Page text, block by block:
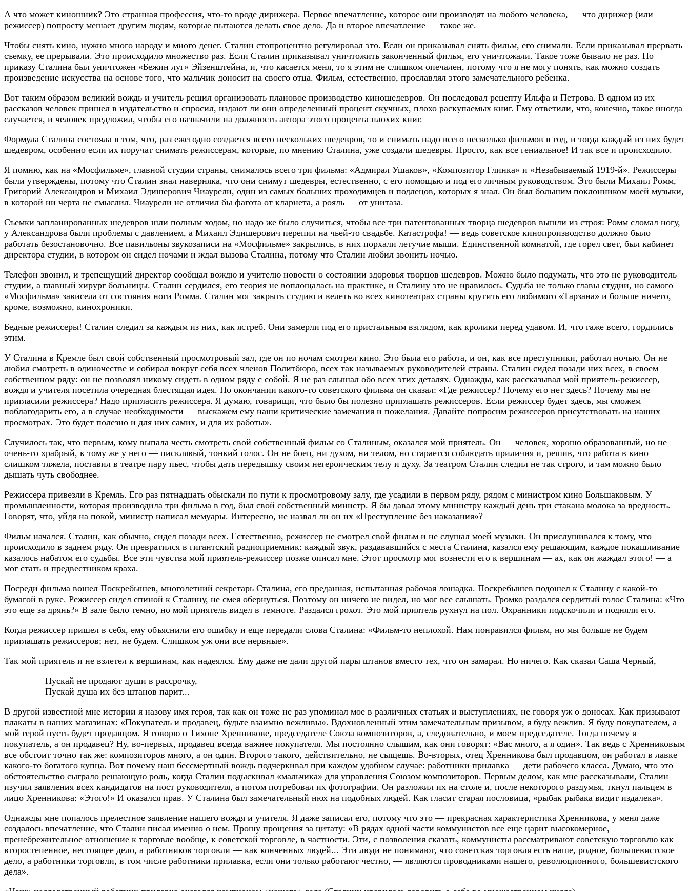
А что может киношник? Это странная профессия, что-то вроде дирижера. Первое впечатление, которое они производят на любого человека, — что дирижер (или
режиссер) попросту мешает другим людям, которые пытаются делать свое дело. Да и второе впечатление — такое же.
Чтобы снять кино, нужно много народу и много денег. Сталин стопроцентно регулировал это. Если он приказывал снять фильм, его снимали. Если приказывал прервать
съемку, ее прерывали. Это происходило множество раз. Если Сталин приказывал уничтожить законченный фильм, его уничтожали. Такое тоже бывало не раз. По
приказу Сталина был уничтожен «Бежин луг» Эйзенштейна, и, что касается меня, то я этим не слишком опечален, потому что я не могу понять, как можно создать
произведение искусства на основе того, что мальчик доносит на своего отца. Фильм, естественно, прославлял этого замечательного ребенка.
Вот таким образом великий вождь и учитель решил организовать плановое производство киношедевров. Он последовал рецепту Ильфа и Петрова. В одном из их
рассказов человек пришел в издательство и спросил, издают ли они определенный процент скучных, плохо раскупаемых книг. Ему ответили, что, конечно, такое иногда
случается, и человек предложил, чтобы его назначили на должность автора этого процента плохих книг.
Формула Сталина состояла в том, что, раз ежегодно создается всего нескольких шедевров, то и снимать надо всего несколько фильмов в год, и тогда каждый из них будет
шедевром, особенно если их поручат снимать режиссерам, которые, по мнению Сталина, уже создали шедевры. Просто, как все гениальное! И так все и происходило.
Я помню, как на «Мосфильме», главной студии страны, снималось всего три фильма: «Адмирал Ушаков», «Композитор Глинка» и «Незабываемый 1919-й». Режиссеры
были утверждены, потому что Сталин знал наверняка, что они снимут шедевры, естественно, с его помощью и под его личным руководством. Это были Михаил Ромм,
Григорий Александров и Михаил Эдишерович Чиаурели, один из самых больших проходимцев и подлецов, которых я знал. Он был большим поклонником моей музыки,
в которой ни черта не смыслил. Чиаурели не отличил бы фагота от кларнета, а рояль — от унитаза.
Съемки запланированных шедевров шли полным ходом, но надо же было случиться, чтобы все три патентованных творца шедевров вышли из строя: Ромм сломал ногу,
у Александрова были проблемы с давлением, а Михаил Эдишерович перепил на чьей-то свадьбе. Катастрофа! — ведь советское кинопроизводство должно было
работать безостановочно. Все павильоны звукозаписи на «Мосфильме» закрылись, в них порхали летучие мыши. Единственной комнатой, где горел свет, был кабинет
директора студии, в котором он сидел ночами и ждал вызова Сталина, потому что Сталин любил звонить ночью.
Телефон звонил, и трепещущий директор сообщал вождю и учителю новости о состоянии здоровья творцов шедевров. Можно было подумать, что это не руководитель
студии, а главный хирург больницы. Сталин сердился, его теория не воплощалась на практике, и Сталину это не нравилось. Судьба не только главы студии, но самого
«Мосфильма» зависела от состояния ноги Ромма. Сталин мог закрыть студию и велеть во всех кинотеатрах страны крутить его любимого «Тарзана» и больше ничего,
кроме, возможно, кинохроники.
Бедные режиссеры! Сталин следил за каждым из них, как ястреб. Они замерли под его пристальным взглядом, как кролики перед удавом. И, что гаже всего, гордились
этим.
У Сталина в Кремле был свой собственный просмотровый зал, где он по ночам смотрел кино. Это была его работа, и он, как все преступники, работал ночью. Он не
любил смотреть в одиночестве и собирал вокруг себя всех членов Политбюро, всех так называемых руководителей страны. Сталин сидел позади них всех, в своем
собственном ряду: он не позволял никому сидеть в одном ряду с собой. Я не раз слышал обо всех этих деталях. Однажды, как рассказывал мой приятель-режиссер,
вождя и учителя посетила очередная блестящая идея. По окончании какого-то советского фильма он сказал: «Где режиссер? Почему его нет здесь? Почему мы не
пригласили режиссера? Надо пригласить режиссера. Я думаю, товарищи, что было бы полезно приглашать режиссеров. Если режиссер будет здесь, мы сможем
поблагодарить его, а в случае необходимости — выскажем ему наши критические замечания и пожелания. Давайте попросим режиссеров присутствовать на наших
просмотрах. Это будет полезно и для них самих, и для их работы».
Случилось так, что первым, кому выпала честь смотреть свой собственный фильм со Сталиным, оказался мой приятель. Он — человек, хорошо образованный, но не
очень-то храбрый, к тому же у него — писклявый, тонкий голос. Он не боец, ни духом, ни телом, но старается соблюдать приличия и, решив, что работа в кино
слишком тяжела, поставил в театре пару пьес, чтобы дать передышку своим негероическим телу и духу. За театром Сталин следил не так строго, и там можно было
дышать чуть свободнее.
Режиссера привезли в Кремль. Его раз пятнадцать обыскали по пути к просмотровому залу, где усадили в первом ряду, рядом с министром кино Большаковым. У
промышленности, которая производила три фильма в год, был свой собственный министр. Я бы давал этому министру каждый день три стакана молока за вредность.
Говорят, что, уйдя на покой, министр написал мемуары. Интересно, не назвал ли он их «Преступление без наказания»?
Фильм начался. Сталин, как обычно, сидел позади всех. Естественно, режиссер не смотрел свой фильм и не слушал моей музыки. Он прислушивался к тому, что
происходило в заднем ряду. Он превратился в гигантский радиоприемник: каждый звук, раздававшийся с места Сталина, казался ему решающим, каждое покашливание
казалось набатом его судьбы. Все эти чувства мой приятель-режиссер позже описал мне. Этот просмотр мог вознести его к вершинам — ах, как он жаждал этого! — а
мог стать и предвестником краха.
Посреди фильма вошел Поскребышев, многолетний секретарь Сталина, его преданная, испытанная рабочая лошадка. Поскребышев подошел к Сталину с какой-то
бумагой в руке. Режиссер сидел спиной к Сталину, не смея обернуться. Поэтому он ничего не видел, но мог все слышать. Громко раздался сердитый голос Сталина: «Что
это еще за дрянь?» В зале было темно, но мой приятель видел в темноте. Раздался грохот. Это мой приятель рухнул на пол. Охранники подскочили и подняли его.
Когда режиссер пришел в себя, ему объяснили его ошибку и еще передали слова Сталина: «Фильм-то неплохой. Нам понравился фильм, но мы больше не будем
приглашать режиссеров; нет, не будем. Слишком уж они все нервные».
Так мой приятель и не взлетел к вершинам, как надеялся. Ему даже не дали другой пары штанов вместо тех, что он замарал. Но ничего. Как сказал Саша Черный,
Пускай не продают души в рассрочку,
Пускай душа их без штанов парит...
В другой известной мне истории я назову имя героя, так как он тоже не раз упоминал мое в различных статьях и выступлениях, не говоря уж о доносах. Как призывают
плакаты в наших магазинах: «Покупатель и продавец, будьте взаимно вежливы». Вдохновленный этим замечательным призывом, я буду вежлив. Я буду покупателем, а
мой герой пусть будет продавцом. Я говорю о Тихоне Хренникове, председателе Союза композиторов, а, следовательно, и моем председателе. Тогда почему я
покупатель, а он продавец? Ну, во-первых, продавец всегда важнее покупателя. Мы постоянно слышим, как они говорят: «Вас много, а я один». Так ведь с Хренниковым
все обстоит точно так же: композиторов много, а он один. Второго такого, действительно, не сыщешь. Во-вторых, отец Хренникова был продавцом, он работал в лавке
какого-то богатого купца. Вот почему наш бессмертный вождь подчеркивал при каждом удобном случае: работники прилавка — дети рабочего класса. Думаю, что это
обстоятельство сыграло решающую роль, когда Сталин подыскивал «мальчика» для управления Союзом композиторов. Первым делом, как мне рассказывали, Сталин
изучил заявления всех кандидатов на пост руководителя, а потом потребовал их фотографии. Он разложил их на столе и, после некоторого раздумья, ткнул пальцем в
лицо Хренникова: «Этого!» И оказался прав. У Сталина был замечательный нюх на подобных людей. Как гласит старая пословица, «рыбак рыбака видит издалека».
Однажды мне попалось прелестное заявление нашего вождя и учителя. Я даже записал его, потому что это — прекрасная характеристика Хренникова, у меня даже
создалось впечатление, что Сталин писал именно о нем. Прошу прощения за цитату: «В рядах одной части коммунистов все еще царит высокомерное,
пренебрежительное отношение к торговле вообще, к советской торговле, в частности. Эти, с позволения сказать, коммунисты рассматривают советскую торговлю как
второстепенное, нестоящее дело, а работников торговли — как конченных людей... Эти люди не понимают, что советская торговля есть наше, родное, большевистское
дело, а работники торговли, в том числе работники прилавка, если они только работают честно, — являются проводниками нашего, революционного, большевистского
дела».